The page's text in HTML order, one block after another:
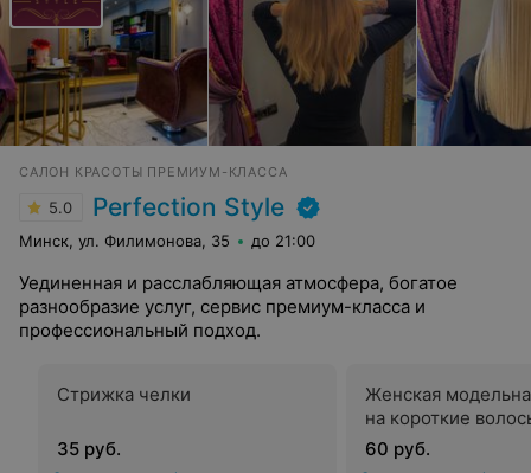
САЛОН КРАСОТЫ ПРЕМИУМ-КЛАССА
5.0 Perfection Style
Минск, ул. Филимонова, 35 до 21:00
Уединенная и расслабляющая атмосфера, богатое
разнообразие услуг, сервис премиум-класса и
профессиональный подход.
Стрижка челки
35 руб.
Женская
на короткие
60 руб.